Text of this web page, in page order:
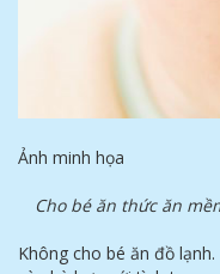
Ảnh minh họa
Cho bé ăn thức ăn
Không cho bé ăn đồ